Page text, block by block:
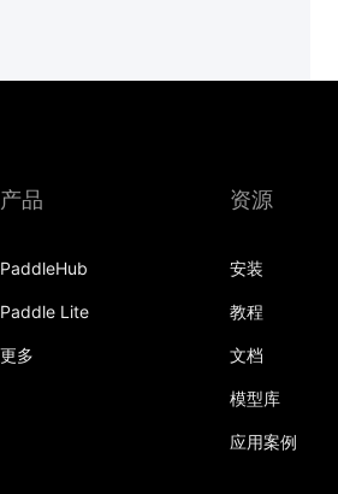
产品
PaddleHub
Paddle Lite
更多
资源
安装
教程
文档
模型库
应用案例